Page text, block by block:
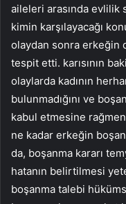
aileleri arasında evlilik
kimin karşılayacağı
olaydan sonra erkeğin
tespit etti. karısının
olaylarda kadının
bulunmadığını ve
kabul etmesine
ne kadar erkeğin
da, boşanma kararı
hatanın belirtilmesi
boşanma talebi